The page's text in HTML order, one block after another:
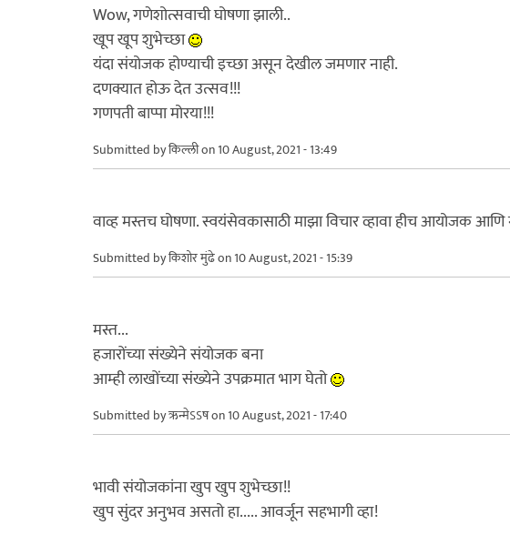
Wow, गणेशोत्सवाची घोषणा झाली..
खूप खूप शुभेच्छा
यंदा संयोजक होण्याची इच्छा असून देखील जमणार नाही.
दणक्यात होऊ देत उत्सव!!!
गणपती बाप्पा मोरया!!!
Submitted byकिल्लीon 10 August, 2021 - 13:49
वाव्ह मस्तच घोषणा. स्वयंसेवकासाठी माझा विचार व्हावा हीच आयोजक आणि
Submitted byकिशोर मुंढेon 10 August, 2021 - 15:39
मस्त...
हजारोंच्या संख्येने संयोजक बना
आम्ही लाखोंच्या संख्येने उपक्रमात भाग घेतो
Submitted byऋन्मेऽऽषon 10 August, 2021 - 17:40
भावी संयोजकांना खुप खुप शुभेच्छा!!
खुप सुंदर अनुभव असतो हा..... आवर्जून सहभागी व्हा!